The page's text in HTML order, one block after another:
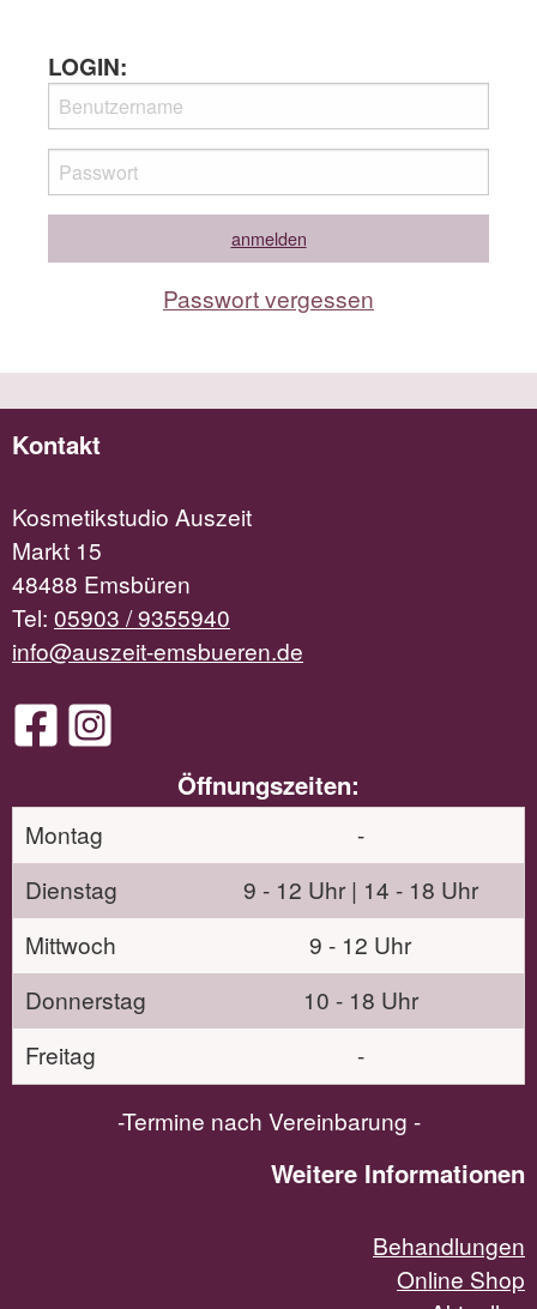
LOGIN:
Passwort vergessen
Kontakt
Kosmetikstudio Auszeit
Markt 15
48488 Emsbüren
Tel: 05903 / 9355940
info@auszeit-emsbueren.de
Öffnungszeiten:
Montag
-
Dienstag
9 - 12 Uhr | 14 - 18 Uhr
Mittwoch
9 - 12 Uhr
Donnerstag
10 - 18 Uhr
Freitag
-
-Termine nach Vereinbarung -
Weitere Informationen
Behandlungen
Online Shop